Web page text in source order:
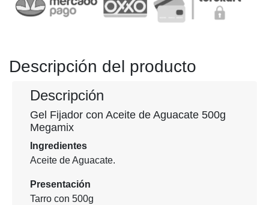
Anterior
Descripción del producto
Descripción
Gel Fijador con Aceite de Aguacate 500g
Megamix
Ingredientes
Aceite de Aguacate.
Presentación
Tarro con 500g